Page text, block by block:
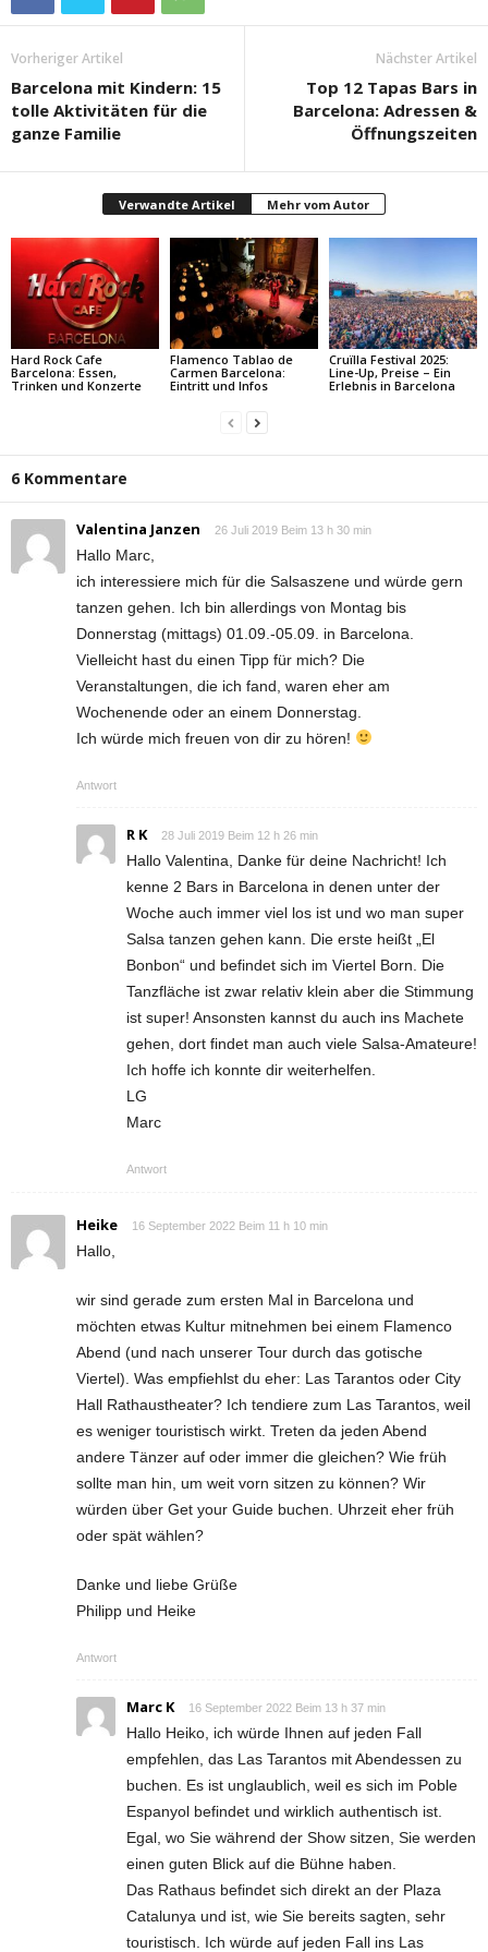
Vorheriger Artikel
Barcelona mit Kindern: 15
tolle Aktivitäten für die
ganze Familie
Nächster Artikel
Top 12 Tapas Bars in
Barcelona: Adressen &
Öffnungszeiten
Verwandte Artikel Mehr vom Autor
Hard Rock Cafe
Barcelona: Essen,
Trinken und Konzerte
Flamenco Tablao de
Carmen Barcelona:
Eintritt und Infos
Cruïlla Festival 2025:
Line-Up, Preise – Ein
Erlebnis in Barcelona
6 Kommentare
Valentina Janzen 26 Juli 2019 Beim 13 h 30 min
Hallo Marc,
ich interessiere mich für die Salsaszene und würde gern
tanzen gehen. Ich bin allerdings von Montag bis
Donnerstag (mittags) 01.09.-05.09. in Barcelona.
Vielleicht hast du einen Tipp für mich? Die
Veranstaltungen, die ich fand, waren eher am
Wochenende oder an einem Donnerstag.
Ich würde mich freuen von dir zu hören!
Antwort
R K 28 Juli 2019 Beim 12 h 26 min
Hallo Valentina, Danke für deine Nachricht! Ich
kenne 2 Bars in Barcelona in denen unter der
Woche auch immer viel los ist und wo man super
Salsa tanzen gehen kann. Die erste heißt „El
Bonbon“ und befindet sich im Viertel Born. Die
Tanzfläche ist zwar relativ klein aber die Stimmung
ist super! Ansonsten kannst du auch ins Machete
gehen, dort findet man auch viele Salsa-Amateure!
Ich hoffe ich konnte dir weiterhelfen.
LG
Marc
Antwort
Heike 16 September 2022 Beim 11 h 10 min
Hallo,
wir sind gerade zum ersten Mal in Barcelona und
möchten etwas Kultur mitnehmen bei einem Flamenco
Abend (und nach unserer Tour durch das gotische
Viertel). Was empfiehlst du eher: Las Tarantos oder City
Hall Rathaustheater? Ich tendiere zum Las Tarantos, weil
es weniger touristisch wirkt. Treten da jeden Abend
andere Tänzer auf oder immer die gleichen? Wie früh
sollte man hin, um weit vorn sitzen zu können? Wir
würden über Get your Guide buchen. Uhrzeit eher früh
oder spät wählen?
Danke und liebe Grüße
Philipp und Heike
Antwort
Marc K 16 September 2022 Beim 13 h 37 min
Hallo Heiko, ich würde Ihnen auf jeden Fall
empfehlen, das Las Tarantos mit Abendessen zu
buchen. Es ist unglaublich, weil es sich im Poble
Espanyol befindet und wirklich authentisch ist.
Egal, wo Sie während der Show sitzen, Sie werden
einen guten Blick auf die Bühne haben.
Das Rathaus befindet sich direkt an der Plaza
Catalunya und ist, wie Sie bereits sagten, sehr
touristisch. Ich würde auf jeden Fall ins Las